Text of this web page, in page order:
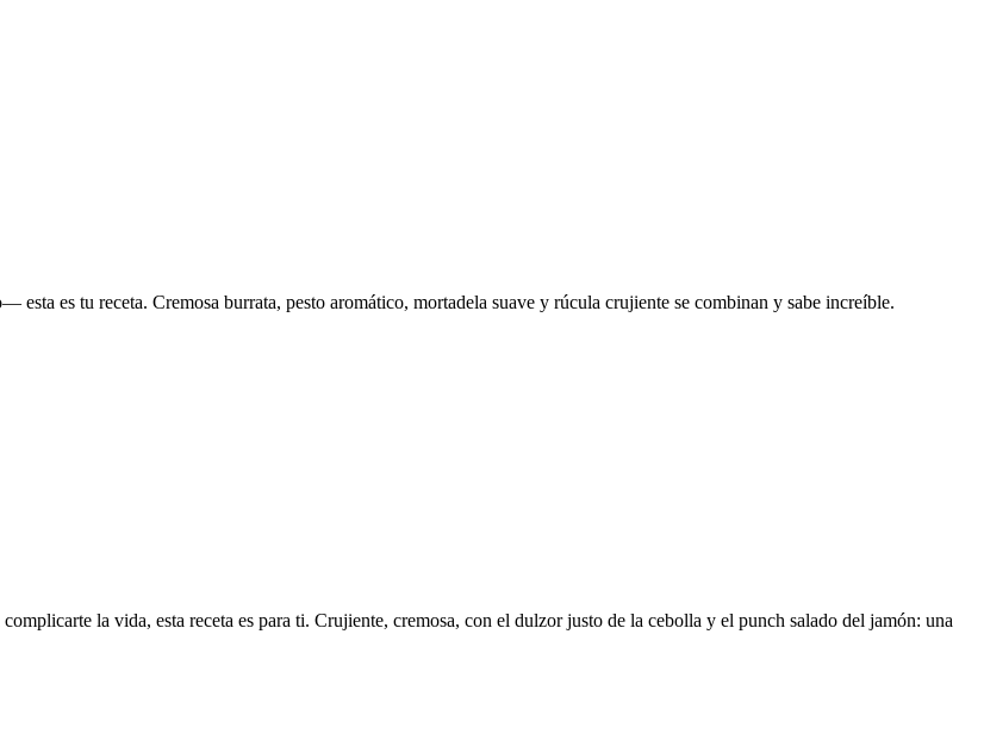
es tu receta. Cremosa burrata, pesto aromático, mortadela suave y rúcula crujiente se combinan y sabe increíble.
la vida, esta receta es para ti. Crujiente, cremosa, con el dulzor justo de la cebolla y el punch salado del jamón: una